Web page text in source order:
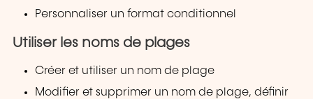
Personnaliser un format conditionnel
Utiliser les noms de plages
Créer et utiliser un nom de plage
Modifier et supprimer un nom de plage, définir